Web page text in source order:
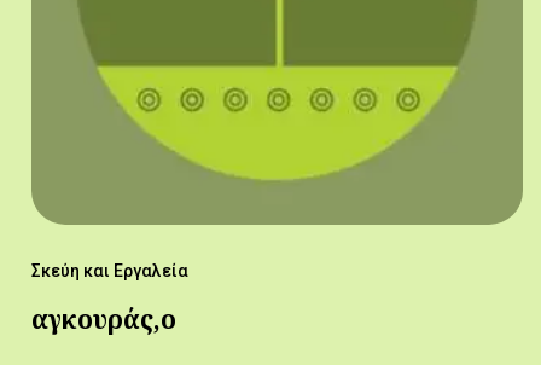
Σκεύη και Εργαλεία
αγκουράς,ο